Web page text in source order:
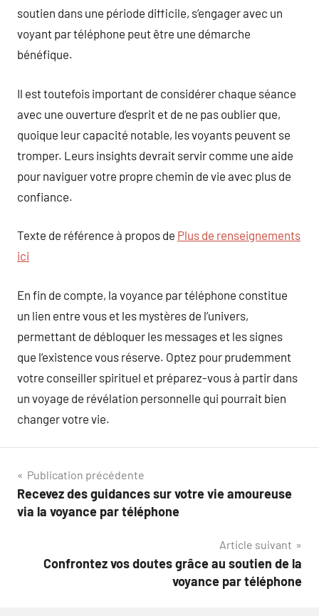
soutien dans une période difficile, s’engager avec un
voyant par téléphone peut être une démarche
bénéfique.
Il est toutefois important de considérer chaque séance
avec une ouverture d’esprit et de ne pas oublier que,
quoique leur capacité notable, les voyants peuvent se
tromper. Leurs insights devrait servir comme une aide
pour naviguer votre propre chemin de vie avec plus de
confiance.
Texte de référence à propos de Plus de renseignements
ici
En fin de compte, la voyance par téléphone constitue
un lien entre vous et les mystères de l’univers,
permettant de débloquer les messages et les signes
que l’existence vous réserve. Optez pour prudemment
votre conseiller spirituel et préparez-vous à partir dans
un voyage de révélation personnelle qui pourrait bien
changer votre vie.
Navigation
de
Publication précédente
Recevez des guidances sur votre vie amoureuse
via la voyance par téléphone
Article suivant
Confrontez vos doutes grâce au soutien de la
voyance par téléphone